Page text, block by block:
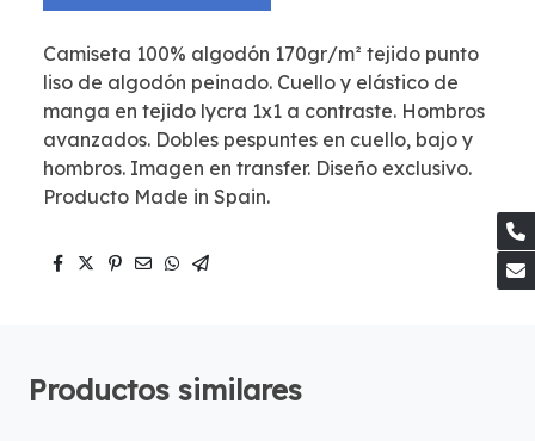
Camiseta 100% algodón 170gr/m² tejido punto
liso de algodón peinado. Cuello y elástico de
manga en tejido lycra 1x1 a contraste. Hombros
avanzados. Dobles pespuntes en cuello, bajo y
hombros. Imagen en transfer. Diseño exclusivo.
Producto Made in Spain.
Productos similares